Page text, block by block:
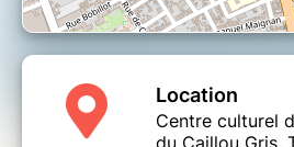
Location
Centre culturel